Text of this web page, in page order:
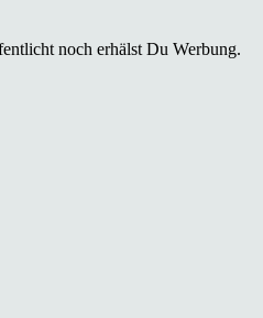
noch erhälst Du Werbung.